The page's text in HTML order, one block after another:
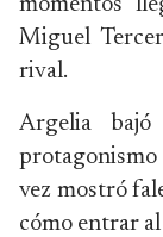
Miguel
rival.
Argelia
protagonismo
vez mostró
cómo entrar